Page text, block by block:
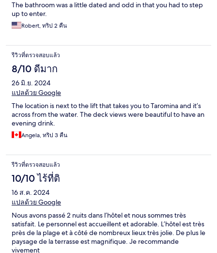
The bathroom was a little dated and odd in that you had to step
up to enter.
Robert, ทริป 2 คืน
รีวิวที่ตรวจสอบแล้ว
8/10 ดีมาก
26 มิ.ย. 2024
แปลด้วย Google
The location is next to the lift that takes you to Taromina and it’s
across from the water. The deck views were beautiful to have an
evening drink.
Angela, ทริป 3 คืน
รีวิวที่ตรวจสอบแล้ว
10/10 ไร้ที่ติ
16 ส.ค. 2024
แปลด้วย Google
Nous avons passé 2 nuits dans l’hôtel et nous sommes très
satisfait. Le personnel est accueillent et adorable. L’hôtel est très
près de la plage et à côté de nombreux lieux très jolie. De plus le
paysage de la terrasse est magnifique. Je recommande
vivement